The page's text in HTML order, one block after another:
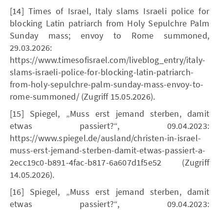
[14] Times of Israel, Italy slams Israeli police for
blocking Latin patriarch from Holy Sepulchre Palm
Sunday mass; envoy to Rome summoned,
29.03.2026:
https://www.timesofisrael.com/liveblog_entry/italy-
slams-israeli-police-for-blocking-latin-patriarch-
from-holy-sepulchre-palm-sunday-mass-envoy-to-
rome-summoned/ (Zugriff 15.05.2026).
[15] Spiegel, „Muss erst jemand sterben, damit
etwas passiert?“, 09.04.2023:
https://www.spiegel.de/ausland/christen-in-israel-
muss-erst-jemand-sterben-damit-etwas-passiert-a-
2ecc19c0-b891-4fac-b817-6a607d1f5e52 (Zugriff
14.05.2026).
[16] Spiegel, „Muss erst jemand sterben, damit
etwas passiert?“, 09.04.2023: